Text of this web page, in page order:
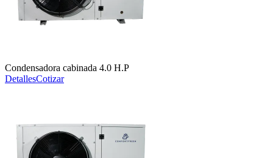
Condensadora cabinada 4.0 H.P
DetallesCotizar